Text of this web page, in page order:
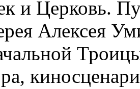
и Церковь.
Алексея